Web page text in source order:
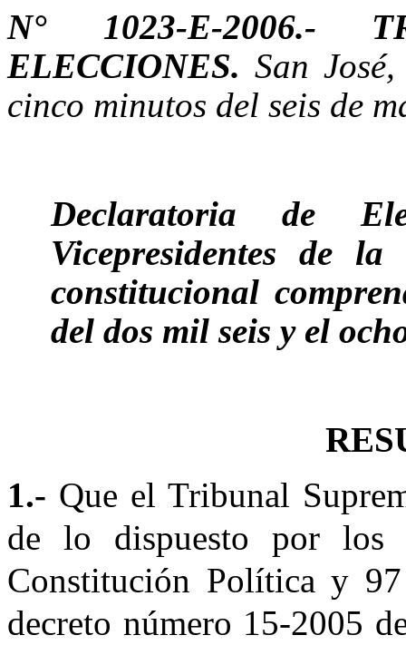
N° 1023-E-2006.-
ELECCIONES. San
cinco minutos del seis de
Declaratoria de
Vicepresidentes de
constitucional
del dos mil seis y el
1.- Que el Tribunal
de lo dispuesto por
Constitución Política y
decreto número 15-2005